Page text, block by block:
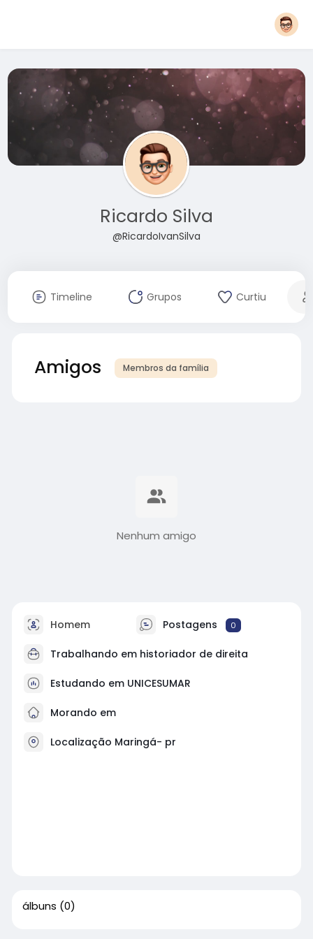
Ricardo Silva
@RicardoIvanSilva
Timeline Grupos Curtiu
Amigos Membros da família
Nenhum amigo
Homem Postagens 0
Trabalhando em historiador de direita
Estudando em UNICESUMAR
Morando em
Localização Maringá- pr
álbuns (0)